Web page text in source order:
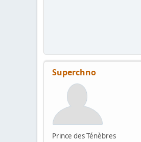
Superchno
Prince des Ténèbres